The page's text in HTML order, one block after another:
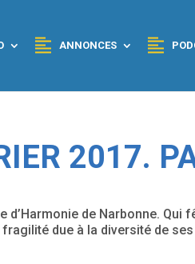
ANNONCES
2017.
de Narbonne. Qui
due à la diversité de